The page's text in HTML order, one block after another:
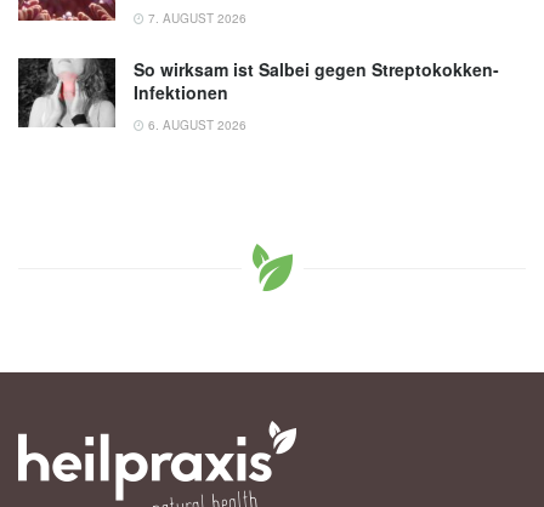
7. AUGUST 2026
So wirksam ist Salbei gegen Streptokokken-
Infektionen
6. AUGUST 2026